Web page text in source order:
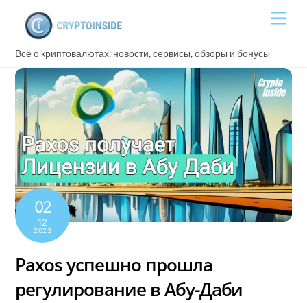
content
Всё о криптовалютах: новости, сервисы, обзоры и бонусы
02
12
2023
Paxos успешно прошла
регулирование в Абу-Даби